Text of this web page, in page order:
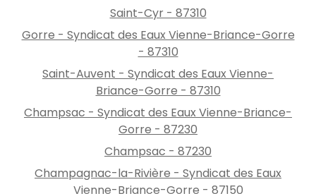
Saint-Cyr - 87310
Gorre - Syndicat des Eaux Vienne-Briance-Gorre
- 87310
Saint-Auvent - Syndicat des Eaux Vienne-
Briance-Gorre - 87310
Champsac - Syndicat des Eaux Vienne-Briance-
Gorre - 87230
Champsac - 87230
Champagnac-la-Rivière - Syndicat des Eaux
Vienne-Briance-Gorre - 87150